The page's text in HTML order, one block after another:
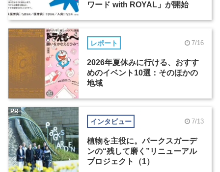
ワード with ROYAL」が開始
レポート 7/16
2026年夏休みに行ける、おすす
めのイベント10選：そのほかの
地域
インタビュー 7/13
植物を主役に。パークスガーデ
ンの“残して磨く”リニューアル
プロジェクト（1）
PR